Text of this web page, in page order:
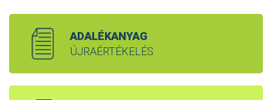
ADALÉKANYAG
ÚJRAÉRTÉKELÉS